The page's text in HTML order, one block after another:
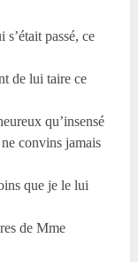
s’était passé, ce
de lui taire ce
qu’insensé
convins jamais
que je le lui
de Mme